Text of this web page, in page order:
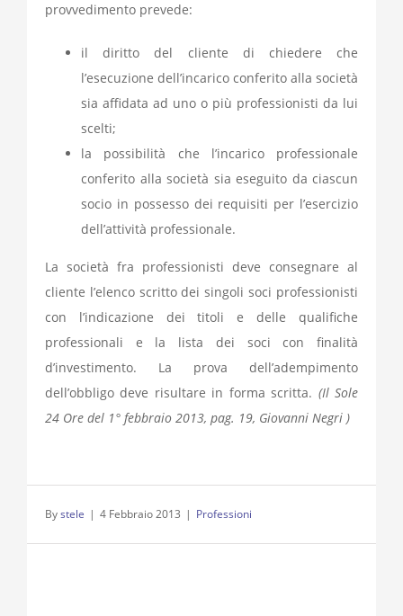
provvedimento prevede:
il diritto del cliente di chiedere che
l’esecuzione dell’incarico conferito alla società
sia affidata ad uno o più professionisti da lui
scelti;
la possibilità che l’incarico professionale
conferito alla società sia eseguito da ciascun
socio in possesso dei requisiti per l’esercizio
dell’attività professionale.
La società fra professionisti deve consegnare al
cliente l’elenco scritto dei singoli soci professionisti
con l’indicazione dei titoli e delle qualifiche
professionali e la lista dei soci con finalità
d’investimento. La prova dell’adempimento
dell’obbligo deve risultare in forma scritta. (Il Sole
24 Ore del 1° febbraio 2013, pag. 19, Giovanni Negri )
Bystele | 4 Febbraio 2013 | Professioni